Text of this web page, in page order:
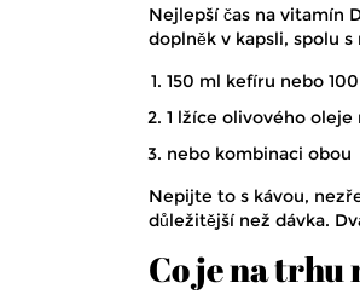
Nejlepší čas na vitamín
doplněk v kapsli, spolu
150 ml kefíru nebo
1 lžíce olivového oleje
nebo kombinaci obou
Nepijte to s kávou,
důležitější než dávka.
Co je na trhu